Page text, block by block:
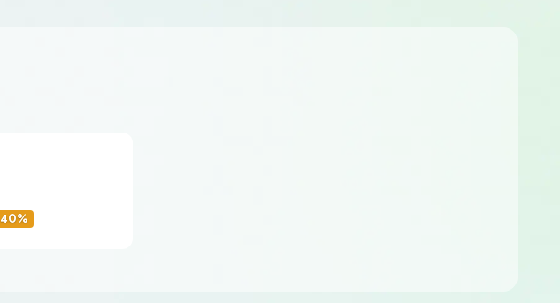
40%